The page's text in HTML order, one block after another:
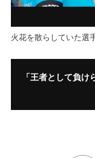
火花を散らしていた選
「王者として負